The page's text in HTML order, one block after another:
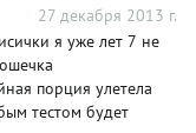
27 декабря 2013 г.
я уже лет 7 не
порция улетела
тестом будет